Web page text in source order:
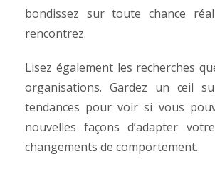
bondissez sur toute chance
rencontrez.
Lisez également les recherches
organisations. Gardez un œil
tendances pour voir si vous
nouvelles façons d’adapter
changements de comportement.